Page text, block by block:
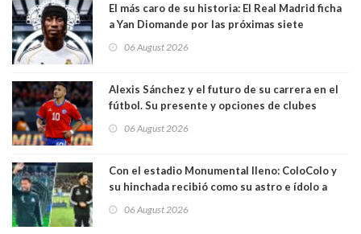
El más caro de su historia: El Real Madrid ficha
a Yan Diomande por las próximas siete
06 August 2026
Alexis Sánchez y el futuro de su carrera en el
fútbol. Su presente y opciones de clubes
06 August 2026
Con el estadio Monumental lleno: ColoColo y
su hinchada recibió como su astro e ídolo a
06 August 2026